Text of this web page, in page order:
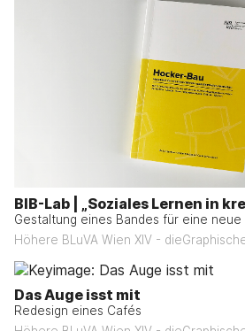
BIB-Lab | „Soziales Lernen in
Gestaltung eines Bandes für eine neue
Höhere BLuVA Wien XIV -
Das Auge isst mit
Redesign eines Cafés